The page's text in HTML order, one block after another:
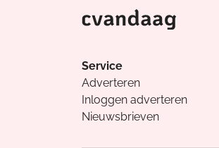
Service
Adverteren
Inloggen adverteren
Nieuwsbrieven